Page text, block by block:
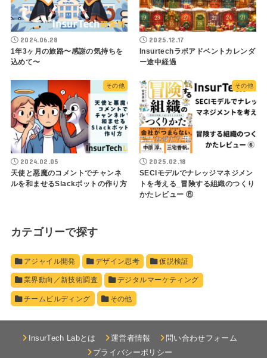
2024.06.28
1年3ヶ月の旅路〜感謝の気持ちを
込めて〜
2025.12.17
Insurtechラボアドベントカレンダ
ー途中経過
その他
2024.02.05
天使と悪魔のコメントでチャンネ
ルを和ませるSlackボットの作り方
その他
2025.02.18
SECIモデルでナレッジマネジメン
トを考える_冒険する組織のつくり
かたレビュー ⑥
カテゴリーで探す
アジャイル開発 デザイン思考 仮説検証
業界動向／新技術調査 デジタルマーケティング
チームビルディング その他
InsurTech Labとは 運営者情報
問い合わせフォーム
プライバシーポリシー